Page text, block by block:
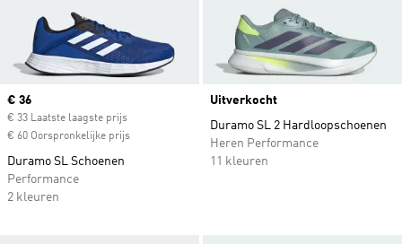
Current price
€ 36
€ 33 Laatste laagste prijs
€ 60 Oorspronkelijke prijs
Duramo SL Schoenen
Performance
2 kleuren
Uitverkocht
Duramo SL 2 Hardloopschoenen
Heren Performance
11 kleuren